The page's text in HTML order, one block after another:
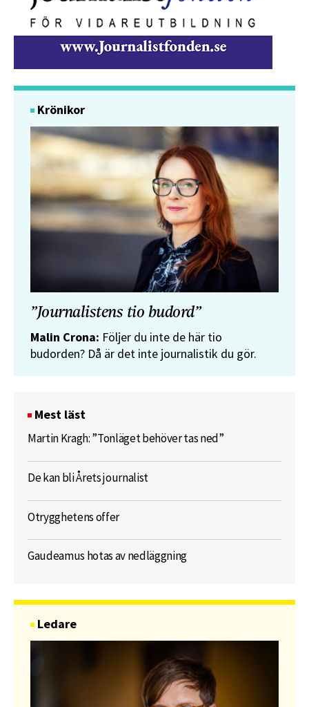
Krönikor
”Journalistens tio budord”
Malin Crona: Följer du inte de här tio
budorden? Då är det inte journalistik du gör.
Mest läst
Martin Kragh: ”Tonläget behöver tas ned”
De kan bli Årets journalist
Otrygghetens offer
Gaudeamus hotas av nedläggning
Ledare